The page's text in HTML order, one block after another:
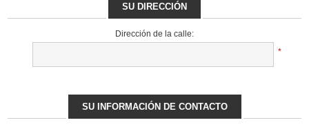
SU DIRECCIÓN
Dirección de la calle:
*
SU INFORMACIÓN DE CONTACTO